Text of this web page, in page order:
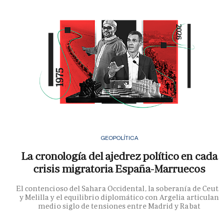
GEOPOLÍTICA
La cronología del ajedrez político en cada
crisis migratoria España-Marruecos
El contencioso del Sahara Occidental, la soberanía de
y Melilla y el equilibrio diplomático con Argelia articulan
medio siglo de tensiones entre Madrid y Rabat